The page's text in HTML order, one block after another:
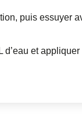
puis essuyer
d’eau et